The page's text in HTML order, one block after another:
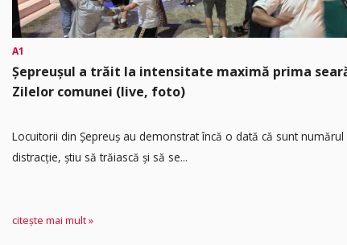
A1
Șepreușul a trăit la intensitate maximă prima
Zilelor comunei (live, foto)
Locuitorii din Șepreuș au demonstrat încă o dată că sunt numărul
distracție, știu să trăiască și să se...
citește mai mult »